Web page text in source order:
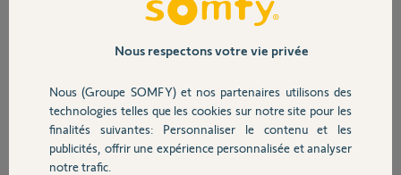
Sécurité
Domotique
Je cherche à faire apprendre à ma télécommande serenity, acheté
d'occasion, l'ouverture de mon portail. J'ai essayé la procédure
présente sur ma Tahoma et aussi de le faire reconnaitre directement
Olivier V.
il y a environ 7 ans
Participer au fil de discussion
Nous respectons votre vie privée
Nous (Groupe SOMFY) et nos partenaires utilisons des
technologies telles que les cookies sur notre site pour les
finalités suivantes: Personnaliser le contenu et les
publicités, offrir une expérience personnalisée et analyser
notre trafic.